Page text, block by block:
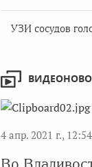
УЗИ сосудов
4 апр. 2021 г.,